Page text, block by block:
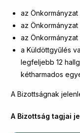
az
az
az
a Küldöttgyűlés
legfeljebb 12
kétharmados
A Bizottságnak
A Bizottság tagjai